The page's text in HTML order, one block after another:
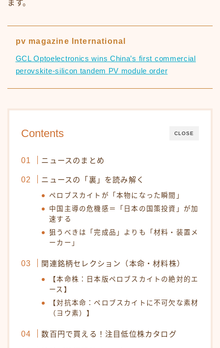
ます。
pv magazine International
GCL Optoelectronics wins China’s first commercial
perovskite-silicon tandem PV module order
CLOSE
Contents
ニュースのまとめ
ニュースの「裏」を読み解く
ペロブスカイトが「本物になった瞬間」
中国主導の危機感＝「日本の国策投資」が加
速する
狙うべきは「完成品」よりも「材料・装置メ
ーカー」
関連銘柄セレクション（本命・材料株）
【本命株：日本版ペロブスカイトの絶対的エ
ース】
【対抗本命：ペロブスカイトに不可欠な素材
（ヨウ素）】
数百円で買える！注目低位株カタログ